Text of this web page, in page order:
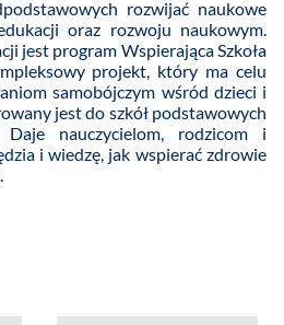
rozwijać naukowe
oraz rozwoju naukowym.
jest program Wspierająca Szkoła
projekt, który ma celu
samobójczym wśród dzieci i
jest do szkół podstawowych
Daje nauczycielom, rodzicom i
i wiedzę, jak wspierać zdrowie